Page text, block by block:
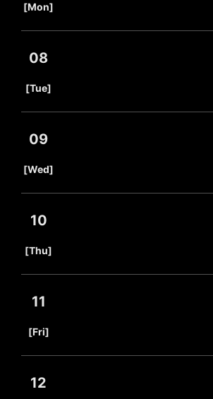
[Mon]
08
[Tue]
09
[Wed]
10
[Thu]
11
[Fri]
12